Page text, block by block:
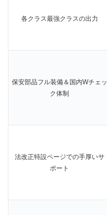
各クラス最強クラスの出力
保安部品フル装備＆国内Wチェッ
ク体制
法改正特設ページでの手厚いサ
ポート